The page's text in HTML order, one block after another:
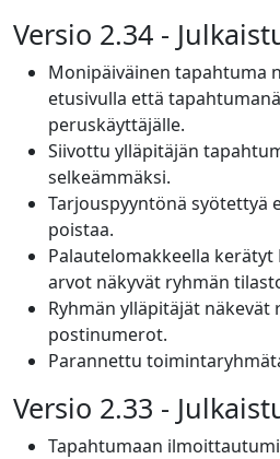
Versio 2.34 -
Monipäiväinen tapahtuma
etusivulla että
peruskäyttäjälle.
Siivottu ylläpitäjän
selkeämmäksi.
Tarjouspyyntönä syötettyä
poistaa.
Palautelomakkeella
arvot näkyvät ryhmän
Ryhmän ylläpitäjät
postinumerot.
Parannettu
Versio 2.33 -
Tapahtumaan